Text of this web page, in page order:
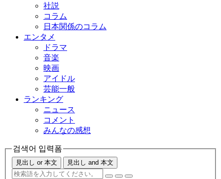
社説
コラム
日本関係のコラム
エンタメ
ドラマ
音楽
映画
アイドル
芸能一般
ランキング
ニュース
コメント
みんなの感想
검색어 입력폼
見出し or 本文 見出し and 本文